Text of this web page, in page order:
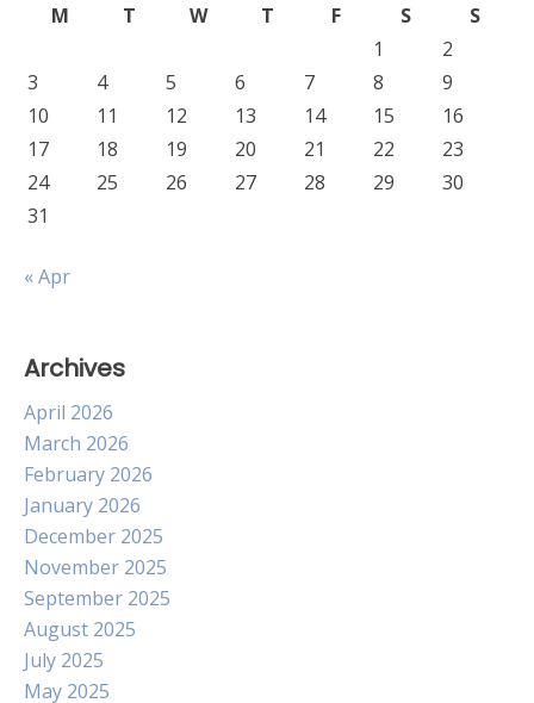
M T W T F S
S
1
2
3
4 5 6 7 8
9
10
11 12 13 14 15
16
17
18 19 20 21 22
23
24
25 26 27 28 29
30
31
« Apr
Archives
April 2026
March 2026
February 2026
January 2026
December 2025
November 2025
September 2025
August 2025
July 2025
May 2025